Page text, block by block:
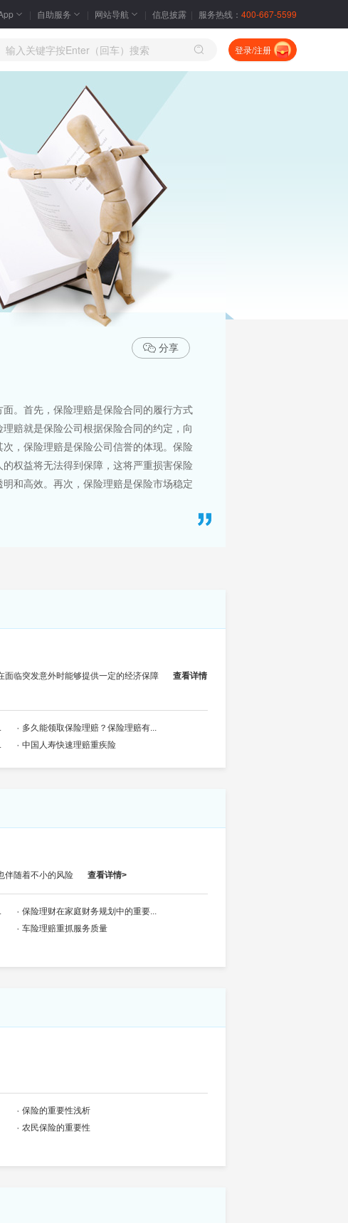
自助服务 网站导航 信息披露 服务热线： 400-667-5599
登录/注册
分享
。首先，保险理赔是保险合同的履行方式
赔就是保险公司根据保险合同的约定，向
，保险理赔是保险公司信誉的体现。保险
权益将无法得到保障，这将严重损害保险
和高效。再次，保险理赔是保险市场稳定
面临突发意外时能够提供一定的经济保障
查看详情
多久能领取保险理赔？保险理赔有...
中国人寿快速理赔重疾险
伴随着不小的风险 查看详情>
保险理财在家庭财务规划中的重要...
车险理赔重抓服务质量
保险的重要性浅析
农民保险的重要性